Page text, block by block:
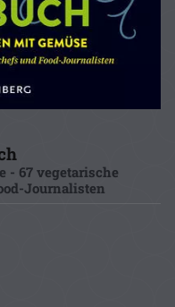
- 67 vegetarische
Journalisten